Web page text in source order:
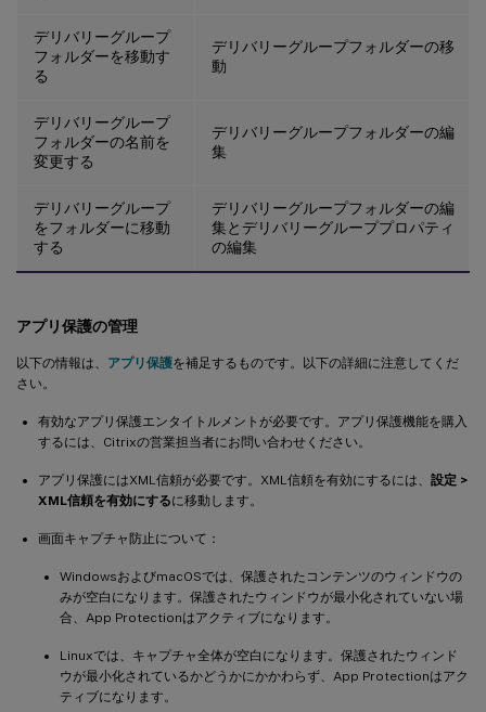
デリバリーグループ
フォルダーを移動す
る
デリバリーグループフォルダーの移
動
デリバリーグループ
フォルダーの名前を
変更する
デリバリーグループフォルダーの編
集
デリバリーグループ
をフォルダーに移動
する
デリバリーグループフォルダーの編
集とデリバリーグループプロパティ
の編集
アプリ保護の管理
以下の情報は、 アプリ保護を補足するものです。以下の詳細に注意してくだ
さい。
有効なアプリ保護エンタイトルメントが必要です。アプリ保護機能を購入
するには、Citrixの営業担当者にお問い合わせください。
アプリ保護にはXML信頼が必要です。XML信頼を有効にするには、 設定 >
XML信頼を有効にするに移動します。
画面キャプチャ防止について：
WindowsおよびmacOSでは、保護されたコンテンツのウィンドウの
みが空白になります。保護されたウィンドウが最小化されていない場
合、App Protectionはアクティブになります。
Linuxでは、キャプチャ全体が空白になります。保護されたウィンド
ウが最小化されているかどうかにかかわらず、App Protectionはアク
ティブになります。